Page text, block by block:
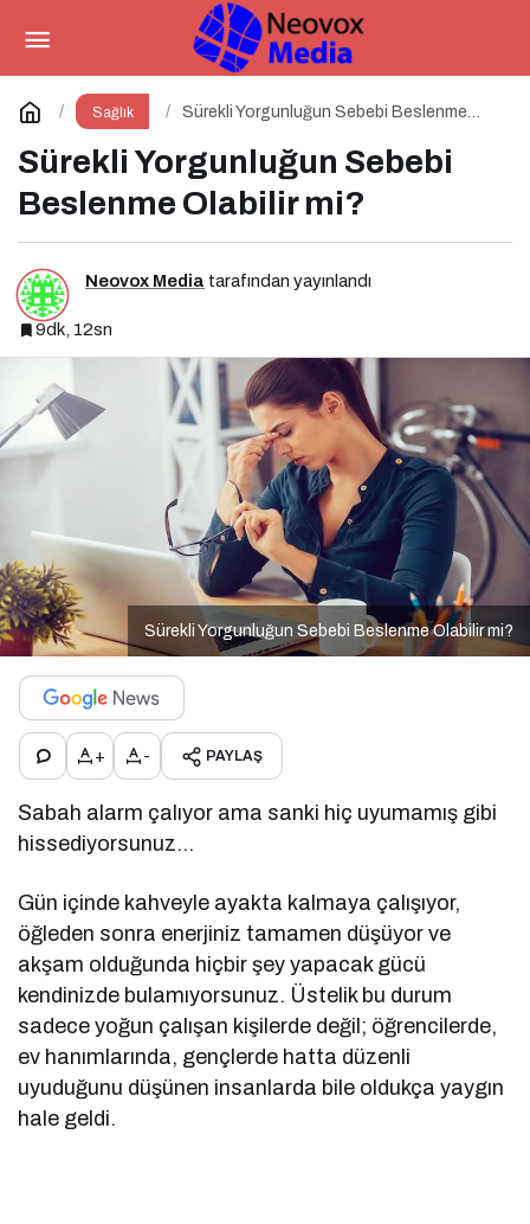
Sağlık
Sürekli Yorgunluğun Sebebi Beslenme
Sürekli Yorgunluğun Sebebi
Beslenme Olabilir mi?
Neovox Media tarafından yayınlandı
9dk, 12sn
Sürekli Yorgunluğun Sebebi Beslenme Olabilir mi?
+ - PAYLAŞ
Sabah alarm çalıyor ama sanki hiç uyumamış gibi
hissediyorsunuz…
Gün içinde kahveyle ayakta kalmaya çalışıyor,
öğleden sonra enerjiniz tamamen düşüyor ve
akşam olduğunda hiçbir şey yapacak gücü
kendinizde bulamıyorsunuz. Üstelik bu durum
sadece yoğun çalışan kişilerde değil; öğrencilerde,
ev hanımlarında, gençlerde hatta düzenli
uyuduğunu düşünen insanlarda bile oldukça yaygın
hale geldi.
Sürekli Yorgunluğun Sebebi
Beslenme Olabilir mi?
Yorum Yap